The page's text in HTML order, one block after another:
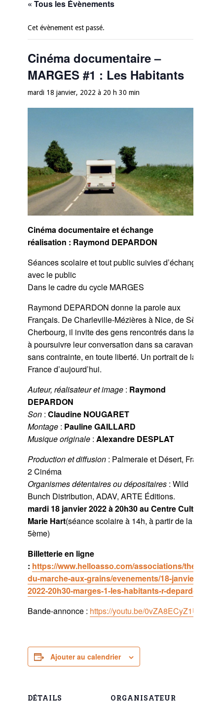
« Tous les Évènements
Cet évènement est passé.
Cinéma documentaire –
MARGES #1 : Les Habitants
mardi 18 janvier, 2022 à 20 h 30 min
Cinéma documentaire et échange
réalisation : Raymond DEPARDON
Séances scolaire et tout public suivies d’échanges
avec le public
Dans le cadre du cycle MARGES
Raymond DEPARDON donne la parole aux
Français. De Charleville-Mézières à Nice, de Sète à
Cherbourg, il invite des gens rencontrés dans la rue
à poursuivre leur conversation dans sa caravane,
sans contrainte, en toute liberté. Un portrait de la
France d’aujourd’hui.
Auteur, réalisateur et image: Raymond
DEPARDON
Son: Claudine NOUGARET
Montage: Pauline GAILLARD
Musique originale: Alexandre DESPLAT
Production et diffusion: Palmeraie et Désert, France
2 Cinéma
Organismes détentaires ou dépositaires: Wild
Bunch Distribution, ADAV, ARTE Éditions.
mardi 18 janvier 2022 à 20h30 au Centre Culturel
Marie Hart(séance scolaire à 14h, à partir de la
5ème)
Billetterie en ligne
: https://www.helloasso.com/associations/theatre-
du-marche-aux-grains/evenements/18-janvier-
2022-20h30-marges-1-les-habitants-r-depardon
Bande-annonce : https://youtu.be/0vZA8ECyZ1U
Ajouter au calendrier
DÉTAILS ORGANISATEUR